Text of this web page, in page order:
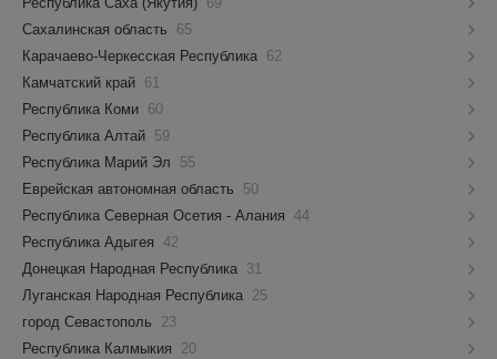
Сахалинская область
65
Карачаево-Черкесская Республика 62
Камчатский край 61
Республика Коми 60
Республика Алтай 59
Республика Марий Эл
55
Еврейская автономная область
50
Республика Северная Осетия - Алания 44
Республика Адыгея 42
Донецкая Народная Республика 31
Луганская Народная Республика 25
город Севастополь
23
Республика Калмыкия
20